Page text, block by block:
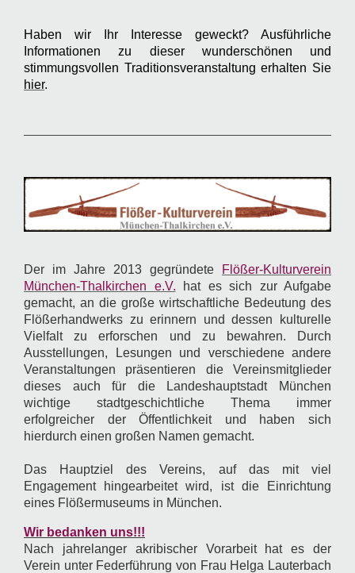
Haben wir Ihr Interesse geweckt? Ausführliche
Informationen zu dieser wunderschönen und
stimmungsvollen Traditionsveranstaltung erhalten Sie
hier.
Der im Jahre 2013 gegründete
Flößer-Kulturverein
München-Thalkirchen e.V. hat es sich zur Aufgabe
gemacht, an die große wirtschaftliche Bedeutung des
Flößerhandwerks zu erinnern und dessen kulturelle
Vielfalt zu erforschen und zu bewahren. Durch
Ausstellungen, Lesungen und verschiedene andere
Veranstaltungen präsentieren die Vereinsmitglieder
dieses auch für die Landeshauptstadt München
wichtige stadtgeschichtliche Thema immer
erfolgreicher der Öffentlichkeit und haben sich
hierdurch einen großen Namen gemacht.
Das Hauptziel des Vereins, auf das mit viel
Engagement hingearbeitet wird, ist die Einrichtung
eines Flößermuseums in München.
Wir bedanken uns!!!
Nach jahrelanger akribischer Vorarbeit hat es der
Verein unter Federführung von Frau Helga Lauterbach